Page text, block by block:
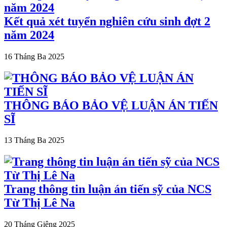
Kết quả xét tuyển nghiên cứu sinh đợt 2
năm 2024
16 Tháng Ba 2025
THÔNG BÁO BẢO VỆ LUẬN ÁN TIẾN
SĨ
13 Tháng Ba 2025
Trang thông tin luận án tiến sỹ của NCS
Từ Thị Lê Na
20 Tháng Giêng 2025